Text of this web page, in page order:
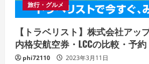
旅行・グルメ
【トラベリスト】株式会社アッ
内格安航空券・LCCの比較・予約
phi72110 2023年3月11日